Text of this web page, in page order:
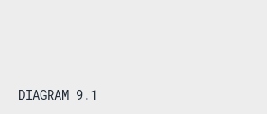
DIAGRAM 9.1